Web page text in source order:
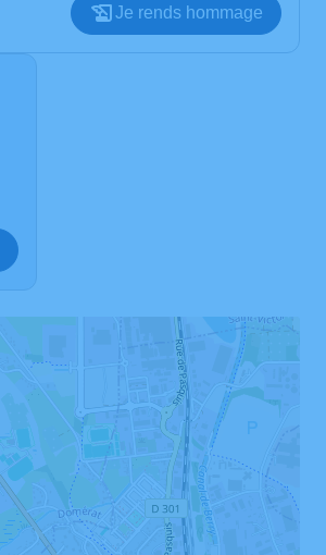
Je rends hommage